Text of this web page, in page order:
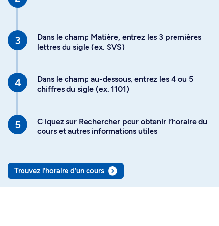
Dans le champ Matière, entrez les 3 premières
lettres du sigle (ex. SVS)
Dans le champ au-dessous, entrez les 4 ou 5
chiffres du sigle (ex. 1101)
Cliquez sur Rechercher pour obtenir l’horaire du
cours et autres informations utiles
Trouvez l’horaire d’un cours